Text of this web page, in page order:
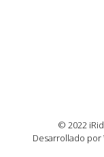
© 2022
Desarrollado